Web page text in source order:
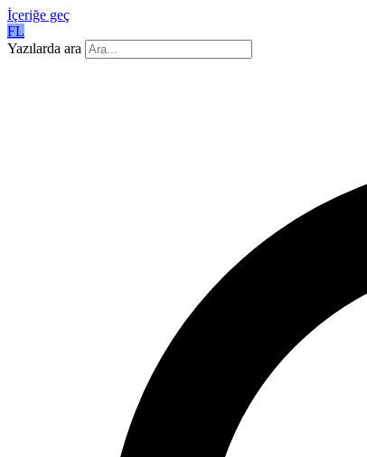
İçeriğe geç
FL
Yazılarda ara